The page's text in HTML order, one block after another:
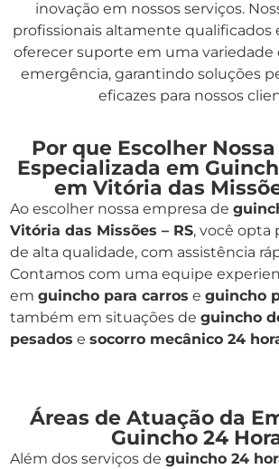
inovação em nossos serviços.
profissionais altamente qualificados
oferecer suporte em uma variedade
emergência, garantindo soluções
eficazes para nossos
Por que Escolher
Especializada em
em Vitória das
Ao escolher nossa empresa de
Vitória das Missões – RS, você opta
de alta qualidade, com assistência
Contamos com uma equipe
em guincho para carros e guincho
também em situações de guincho
pesados e socorro mecânico 24
Áreas de Atuação da
Guincho 24
Além dos serviços de guincho 24